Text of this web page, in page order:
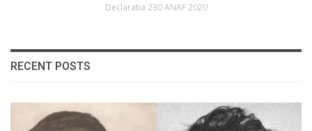
Declaratia 230 ANAF 2020
RECENT POSTS